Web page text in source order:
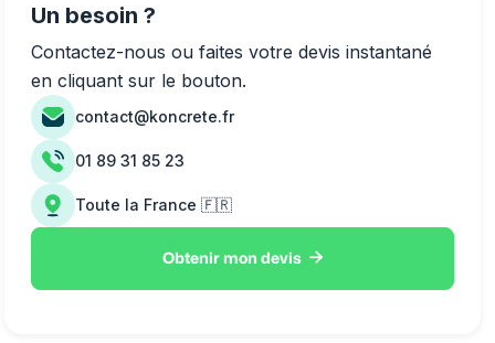
Un besoin ?
Contactez-nous ou faites votre devis instantané
en cliquant sur le bouton.
contact@koncrete.fr
01 89 31 85 23
Toute la France 🇫🇷
Obtenir mon devis 